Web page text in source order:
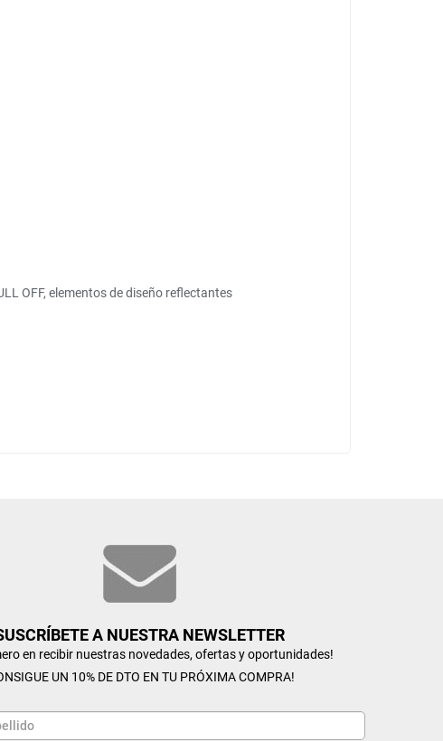
OFF, elementos de diseño reflectantes
A NUESTRA NEWSLETTER
en recibir nuestras novedades, ofertas y oportunidades!
UN 10% DE DTO EN TU PRÓXIMA COMPRA!